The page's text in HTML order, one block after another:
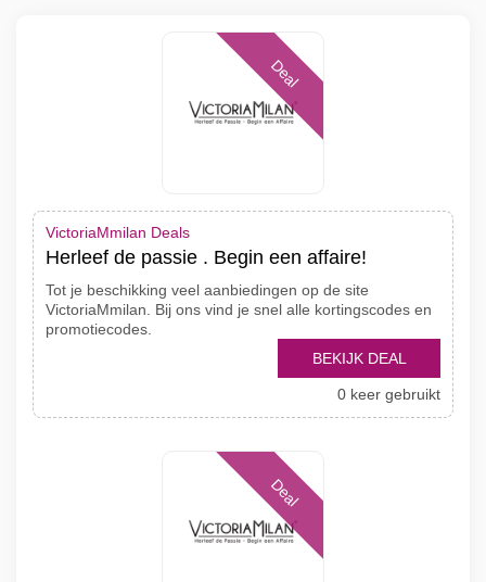
Deal
VictoriaMmilan Deals
Herleef de passie . Begin een affaire!
Tot je beschikking veel aanbiedingen op de site
VictoriaMmilan. Bij ons vind je snel alle kortingscodes en
promotiecodes.
BEKIJK DEAL
0 keer gebruikt
Deal